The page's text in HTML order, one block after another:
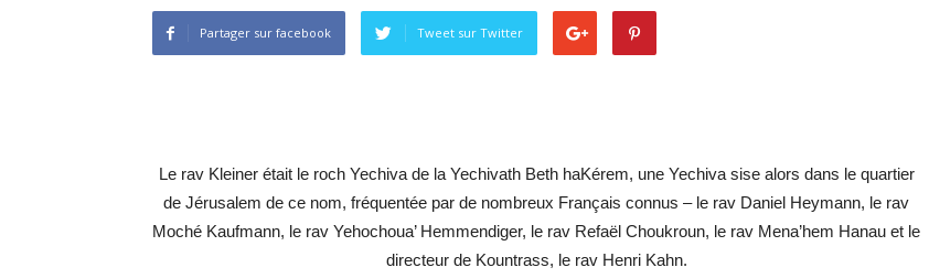
Partager sur facebook Tweet sur Twitter
Le rav Kleiner était le roch Yechiva de la Yechivath Beth haKérem, une Yechiva sise alors dans le quartier
de Jérusalem de ce nom, fréquentée par de nombreux Français connus – le rav Daniel Heymann, le rav
Moché Kaufmann, le rav Yehochoua’ Hemmendiger, le rav Refaël Choukroun, le rav Mena’hem Hanau et le
directeur de Kountrass, le rav Henri Kahn.